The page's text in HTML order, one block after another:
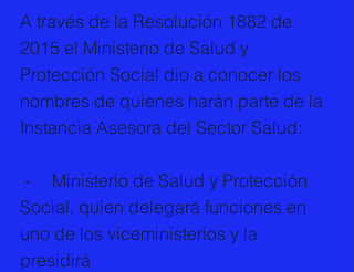
A través de la Resolución 1882 de
2015 el Ministerio de Salud y
Protección Social dio a conocer los
nombres de quienes harán parte de la
Instancia Asesora del Sector Salud:
Social, quien delegará funciones en
uno de los viceministerios y la
presidirá